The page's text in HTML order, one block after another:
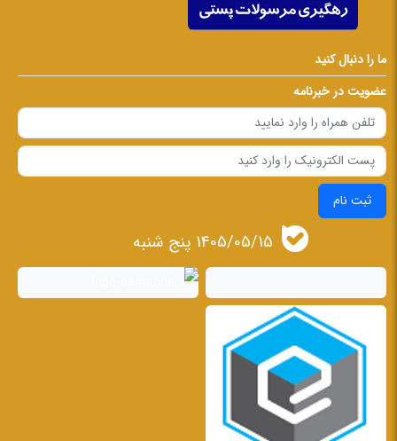
ما را دنبال کنید
عضویت در خبرنامه
ثبت نام
1405/05/15 پنج شنبه